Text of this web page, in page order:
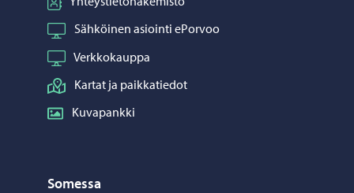
Sähköinen asiointi ePorvoo
Verkkokauppa
Kartat ja paikkatiedot
Kuvapankki
Somessa